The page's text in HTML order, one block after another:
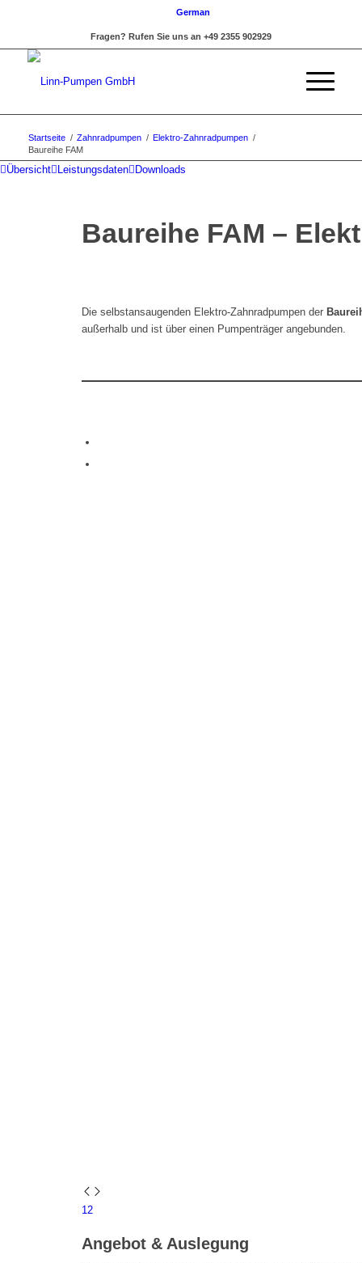
German
Fragen? Rufen Sie uns an +49 2355 902929
Startseite / Zahnradpumpen / Elektro-Zahnradpumpen /
Baureihe FAM
Übersicht Leistungsdaten Downloads
Baureihe FAM –
Die selbstansaugenden Elektro-Zahnradpumpen der
außerhalb und ist über einen Pumpenträger angebunden.
12
Angebot & Auslegung